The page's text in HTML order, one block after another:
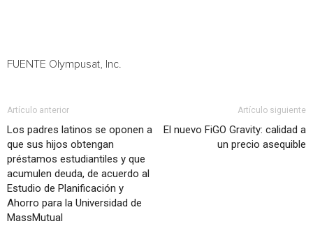
FUENTE Olympusat, Inc.
Artículo anterior
Los padres latinos se oponen a
que sus hijos obtengan
préstamos estudiantiles y que
acumulen deuda, de acuerdo al
Estudio de Planificación y
Ahorro para la Universidad de
MassMutual
Artículo siguiente
El nuevo FiGO Gravity: calidad a
un precio asequible